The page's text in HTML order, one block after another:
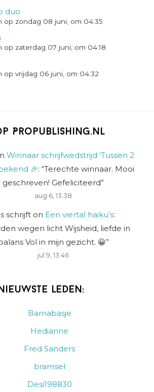
duo
op zondag 08 juni, om 04:35
op zaterdag 07 juni, om 04:18
op vrijdag 06 juni, om 04:32
Propublishing.nl
Winnaar schrijfwedstrijd ‘Tussen 2
🎉: “Terechte winnaar. Mooi
geschreven! Gefeliciteerd”
aug 6, 13:38
schrijft on Een viertal haiku’s:
wegen licht Wijsheid, liefde in
Vol in mijn gezicht. 😀”
jul 9, 13:46
Nieuwste leden:
Barnabasje
Hedianne
Fred Sanders
bramsel
Desi198830